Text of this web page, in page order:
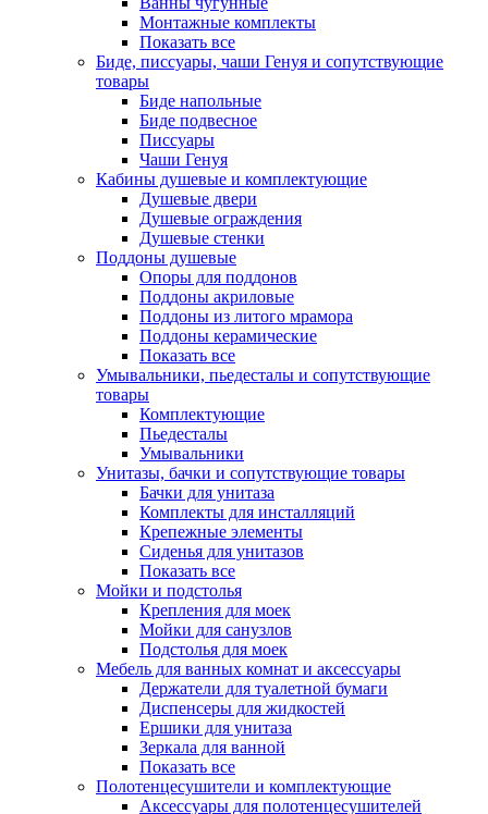
Монтажные комплекты
Показать все
Биде, писсуары, чаши Генуя и сопутствующие
товары
Биде напольные
Биде подвесное
Писсуары
Чаши Генуя
Кабины душевые и комплектующие
Душевые двери
Душевые ограждения
Душевые стенки
Поддоны душевые
Опоры для поддонов
Поддоны акриловые
Поддоны из литого мрамора
Поддоны керамические
Показать все
Умывальники, пьедесталы и сопутствующие
товары
Комплектующие
Пьедесталы
Умывальники
Унитазы, бачки и сопутствующие товары
Бачки для унитаза
Комплекты для инсталляций
Крепежные элементы
Сиденья для унитазов
Показать все
Мойки и подстолья
Крепления для моек
Мойки для санузлов
Подстолья для моек
Мебель для ванных комнат и аксессуары
Держатели для туалетной бумаги
Диспенсеры для жидкостей
Ершики для унитаза
Зеркала для ванной
Показать все
Полотенцесушители и комплектующие
Аксессуары для полотенцесушителей